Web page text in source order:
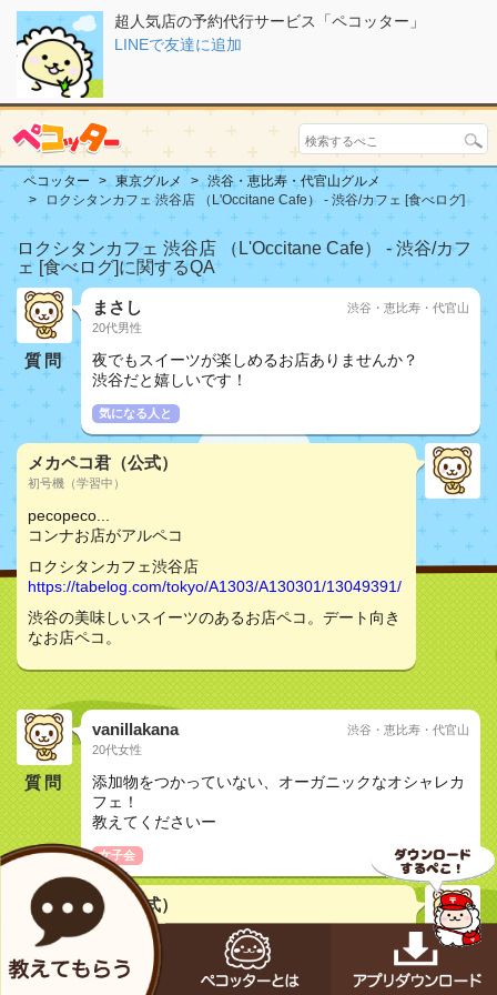
超人気店の予約代行サービス「ペコッター」
LINEで友達に追加
ペコッター 東京グルメ
渋谷・恵比寿・代官山グルメ
ロクシタンカフェ 渋谷店 （L'Occitane Cafe） - 渋谷/カフェ [食べログ]
ロクシタンカフェ 渋谷店 （L'Occitane Cafe） - 渋谷/カフ
ェ [食べログ]に関するQA
質問
まさし
20代男性
渋谷・恵比寿・代官山
夜でもスイーツが楽しめるお店ありませんか？
渋谷だと嬉しいです！
気になる人と
メカペコ君（公式）
初号機（学習中）
pecopeco...
コンナお店がアルペコ
ロクシタンカフェ渋谷店
https://tabelog.com/tokyo/A1303/A130301/13049391/
渋谷の美味しいスイーツのあるお店ペコ。デート向き
なお店ペコ。
質問
vanillakana
20代女性
渋谷・恵比寿・代官山
添加物をつかっていない、オーガニックなオシャレカ
フェ！
教えてくださいー
女子会
メカペコ君（公式）
初号機（学習中）
pecopeco...
イイトコ見つかったペコ